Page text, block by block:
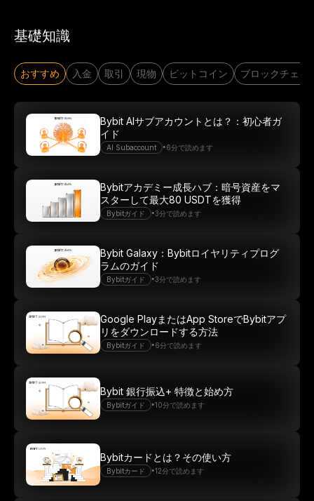
基礎知識
おすすめ 入金 取引 現物 ビットコイン ブロックチェー
AI Subaccount •6分で読めます
Bybit AIサブアカウントとは？：初心者ガ
イド
Bybitガイド •3分で読めます
Bybitアカデミー成長ハブ：暗号資産をマ
スターして最大80 USDTを獲得
Bybitガイド •3分で読めます
Bybit Galaxy：Bybitロイヤリティプログ
ラムのガイド
Bybitガイド •6分で読めます
Google PlayまたはApp StoreでBybitアプ
リをダウンロードする方法
Bybitガイド •10分で読めます
Bybit 銀行振込+ 特徴と始め方
Bybitカード •12分で読めます
Bybitカードとは？その使い方